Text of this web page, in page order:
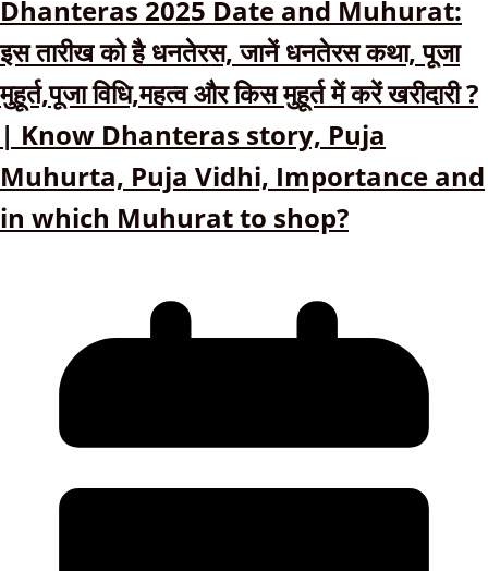
Dhanteras 2025 Date and Muhurat:
इस तारीख को है धनतेरस, जानें धनतेरस कथा, पूजा
मुहूर्त,पूजा विधि,महत्व और किस मुहूर्त में करें खरीदारी ?
| Know Dhanteras story, Puja
Muhurta, Puja Vidhi, Importance and
in which Muhurat to shop?